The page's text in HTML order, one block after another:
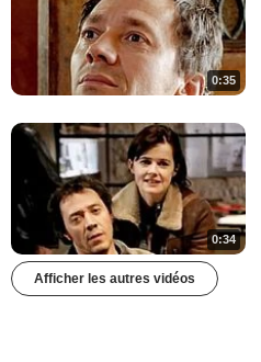
0:35
0:34
Afficher les autres vidéos